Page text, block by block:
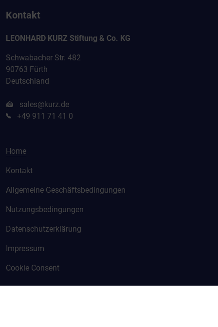
Kontakt
LEONHARD KURZ Stiftung & Co. KG
Schwabacher Str. 482
90763 Fürth
Deutschland
sales@kurz.de
+49 911 71 41 0
Home
Kontakt
Allgemeine Geschäftsbedingungen
Nutzungsbedingungen
Datenschutzerklärung
Impressum
Cookie Consent